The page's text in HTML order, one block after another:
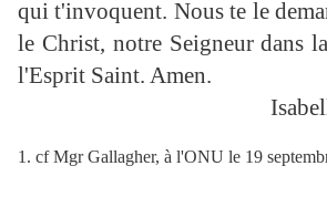
qui t'invoquent. Nous te le
le Christ, notre Seigneur dans
l'Esprit Saint. Amen.
1. cf Mgr Gallagher, à l'ONU le 19